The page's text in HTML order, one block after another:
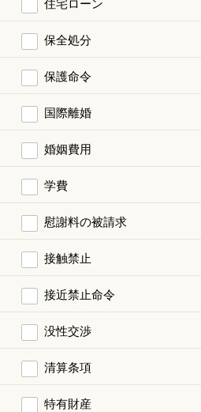
保全処分
保護命令
国際離婚
婚姻費用
学費
慰謝料の被請求
接触禁止
接近禁止命令
没性交渉
清算条項
特有財産